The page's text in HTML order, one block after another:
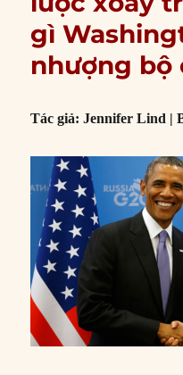
gì
nhượng bộ
Tác giả: Jennifer Lind |